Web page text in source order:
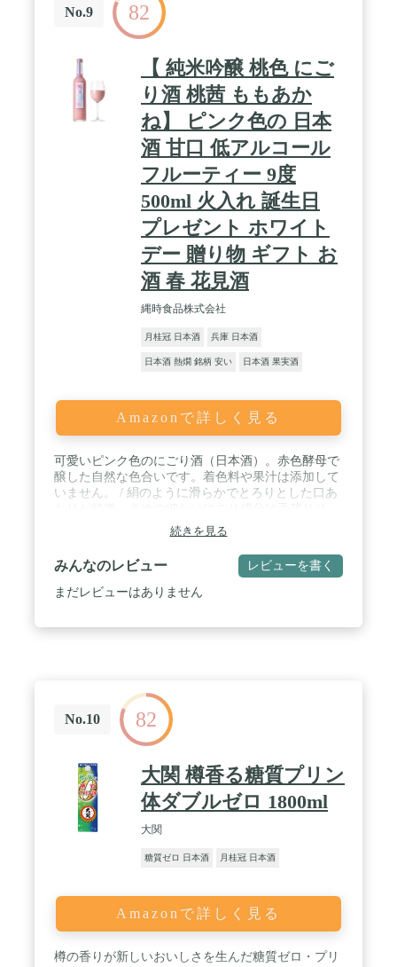
No.9 82
【 純米吟醸 桃色 にご
り酒 桃茜 ももあか
ね】 ピンク色の 日本
酒 甘口 低アルコール
フルーティー 9度
500ml 火入れ 誕生日
プレゼント ホワイト
デー 贈り物 ギフト お
酒 春 花見酒
縄時食品株式会社
月桂冠 日本酒 兵庫 日本酒
日本酒 熱燗 銘柄 安い 日本酒 果実酒
Amazonで詳しく見る
可愛いピンク色のにごり酒（日本酒）。赤色酵母で
醸した自然な色合いです。着色料や果汁は添加して
いません。 / 絹のように滑らかでとろりとした口あ
ず、喉ごしや後味はすっきりとしています。 / 甘酒
のような自然でマイルドな甘さです。ほのかに苺の
ような甘酸っぱさ、フルーティで華やかな味わいが
楽しめます。 / 低アルコール（９度）で飲みやすい
お酒です。 / 内容量：500ml（１本） アルコール
す。開栓後は冷蔵庫で保管してください。※紅麹及
び紅麹由来原料は一切使用しておりません。 ※火入
れ（加熱殺菌）しているため常温流通しておりま
す。生酒ではございません。 / お食事にも合わせや
すく、食中酒やデザート酒としてお楽しみいただけ
ます。 / 【こんなシーンにおススメです・・・】手
土産、誕生日や結婚祝いのプレゼント、お祝いやそ
のお返し、女性への贈り物、お歳暮やお中元、母の
日・バレンタイン・ホワイトデー・クリスマスなど
続きを見る
みんなのレビュー レビューを書く
まだレビューはありません
No.10 82
大関 樽香る糖質プリン
体ダブルゼロ 1800ml
大関
糖質ゼロ 日本酒 月桂冠 日本酒
Amazonで詳しく見る
樽の香りが新しいおいしさを生んだ糖質ゼロ・プリ